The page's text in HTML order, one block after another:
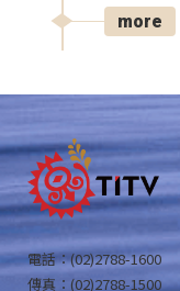
more
電話：(02)2788-1600
傳真：(02)2788-1500